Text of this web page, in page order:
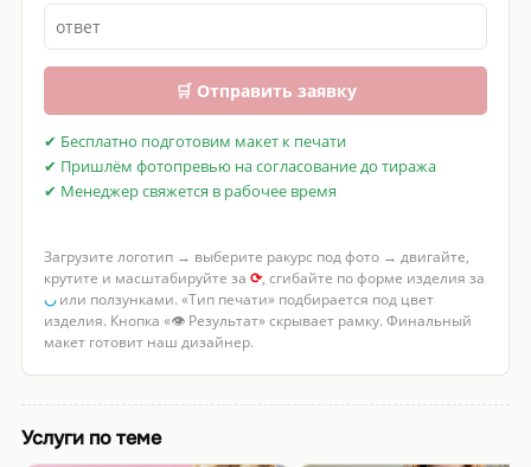
🛒 Отправить заявку
✔ Бесплатно подготовим макет к печати
✔ Пришлём фотопревью на согласование до тиража
✔ Менеджер свяжется в рабочее время
Загрузите логотип → выберите ракурс под фото → двигайте,
крутите и масштабируйте за ⟳, сгибайте по форме изделия за
◡или ползунками. «Тип печати» подбирается под цвет
изделия. Кнопка «👁 Результат» скрывает рамку. Финальный
макет готовит наш дизайнер.
Услуги по теме